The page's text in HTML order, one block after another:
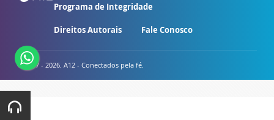
Programa de Integridade
Direitos Autorais Fale Conosco
© 2007 - 2026. A12 - Conectados pela fé.